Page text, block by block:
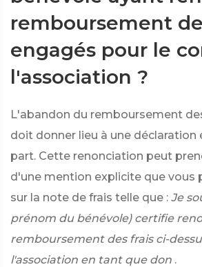
remboursement
engagés pour le
l'association ?
L'abandon du remboursement
doit donner lieu à une déclaration
part. Cette renonciation peut
d'une mention explicite que vous
sur la note de frais telle que : Je
prénom du bénévole) certifie
remboursement des frais ci-
l'association en tant que don .